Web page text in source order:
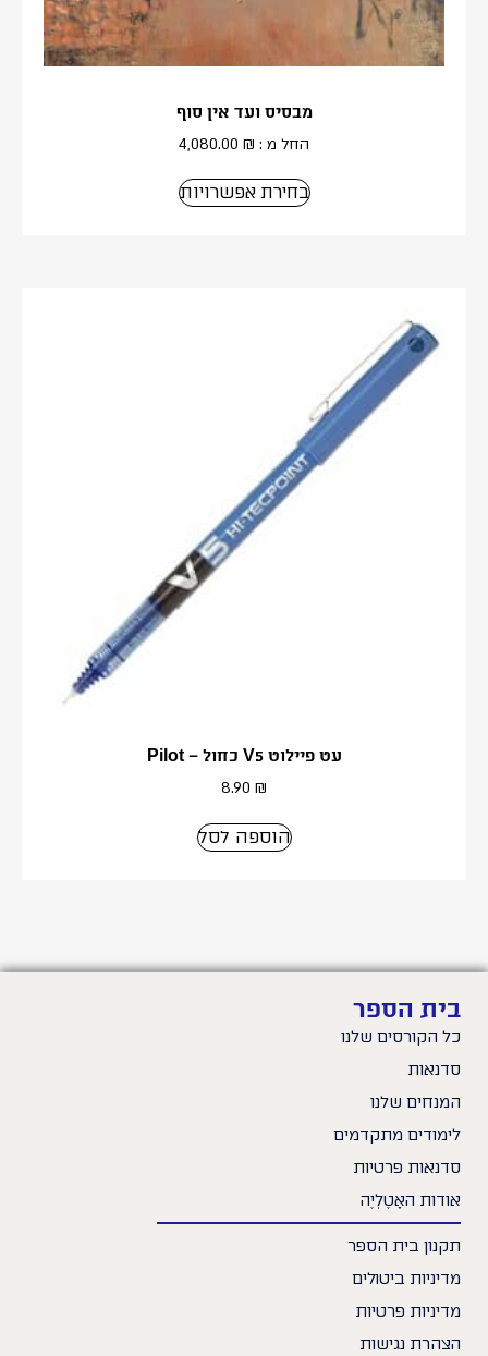
מבסיס ועד אין סוף
החל מ : 4,080.00 ₪
בחירת אפשרויות
עט פיילוט V5 כחול – Pilot
8.90 ₪
הוספה לסל
בית הספר
כל הקורסים שלנו
סדנאות
המנחים שלנו
לימודים מתקדמים
סדנאות פרטיות
אודות האָטֶלְיֶה
תקנון בית הספר
מדיניות ביטולים
מדיניות פרטיות
הצהרת נגישות